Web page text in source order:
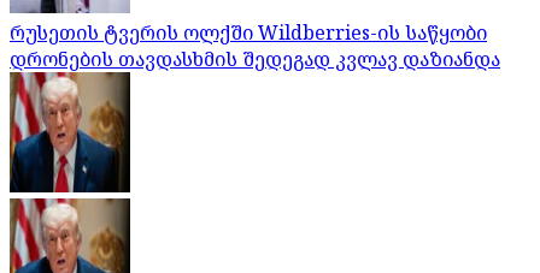
რუსეთის ტვერის ოლქში Wildberries-ის საწყობი
დრონების თავდასხმის შედეგად კვლავ დაზიანდა